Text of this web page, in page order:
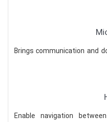
Brings communication and
Enable navigation